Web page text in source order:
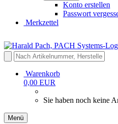
Konto erstellen
Passwort
Merkzettel
Warenkorb
0,00 EUR
Sie haben noch keine
Menü